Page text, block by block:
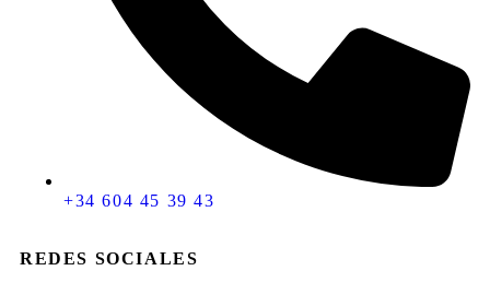
+34 604 45 39 43
REDES SOCIALES